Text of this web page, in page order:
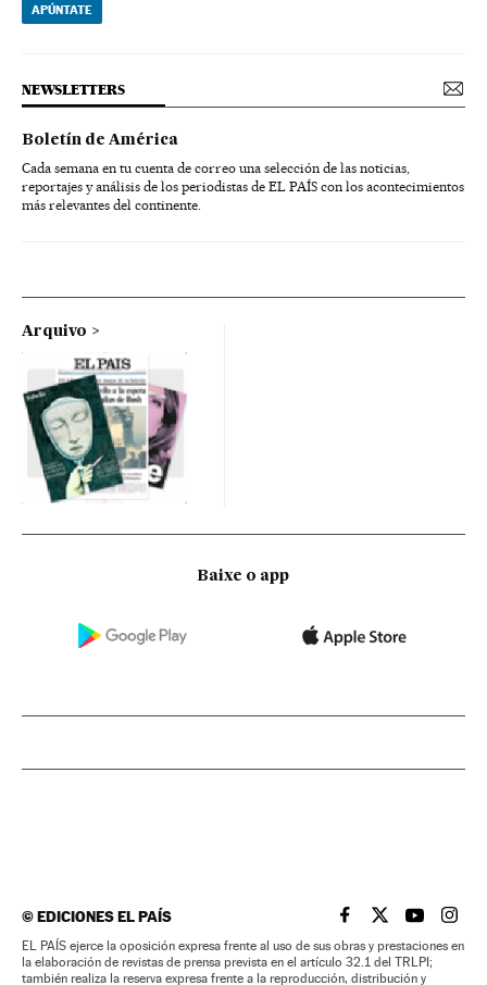
APÚNTATE
NEWSLETTERS
Boletín de América
Cada semana en tu cuenta de correo una selección de las noticias,
reportajes y análisis de los periodistas de EL PAÍS con los acontecimientos
más relevantes del continente.
Arquivo
Baixe o app
©EDICIONES EL PAÍS EL PAÍS BRASIL EN
EL PAÍSEL PAÍS
EL
EL PAÍS ejerce la oposición expresa frente al uso de sus obras y prestaciones en
la elaboración de revistas de prensa prevista en el artículo 32.1 del TRLPI;
también realiza la reserva expresa frente a la reproducción, distribución y